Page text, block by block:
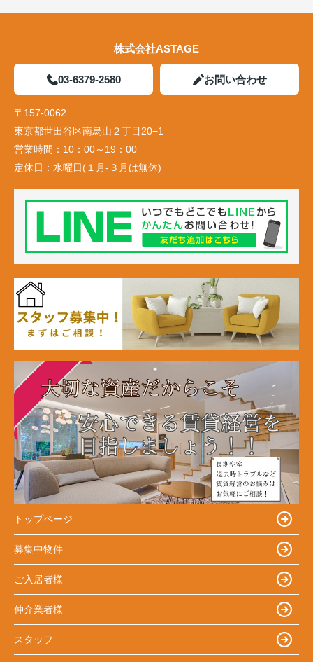
株式会社ASTAGE
03-6379-2580 お問い合わせ
〒157-0062
東京都世田谷区南烏山２丁目20−1
営業時間： 10：00～19：00
定休日： 水曜日(１月-３月は無休)
トップページ
募集中物件
ご入居者様
仲介業者様
スタッフ